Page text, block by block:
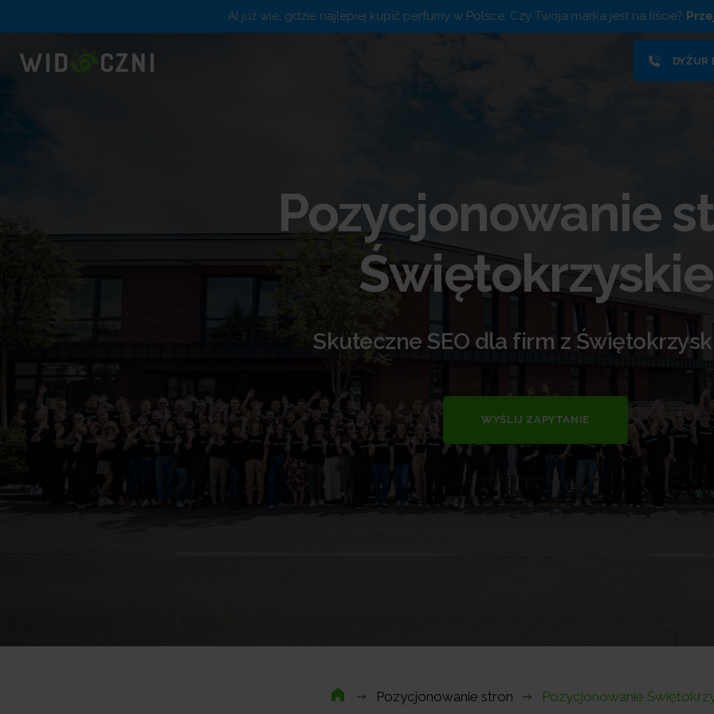
AI już wie, gdzie najlepiej kupić perfumy w Polsce. Czy Twoja marka jest na liście?
DYŻUR
Pozycjonowanie
Świętokrzyskie
Skuteczne SEO dla firm z
WYŚLIJ ZAPYTANIE
Pozycjonowanie stron Pozycjonowanie